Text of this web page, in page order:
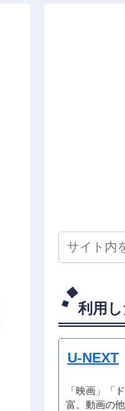
利用
U-NEXT
「映画」「
富。動画の